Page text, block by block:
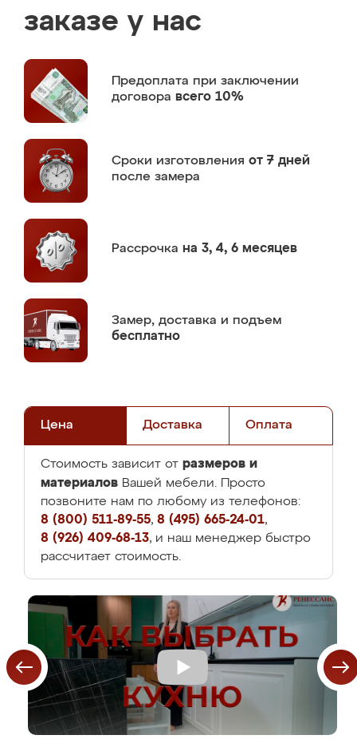
заказе у нас
Предоплата при заключении
договора всего 10%
Сроки изготовления от 7 дней
после замера
Рассрочка на 3, 4, 6 месяцев
Замер, доставка и подъем
бесплатно
Цена Доставка Оплата
Стоимость зависит от размеров и
материалов Вашей мебели. Просто
позвоните нам по любому из телефонов:
8 (800) 511-89-55, 8 (495) 665-24-01,
8 (926) 409-68-13, и наш менеджер быстро
рассчитает стоимость.